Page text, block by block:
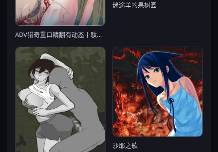
ADV猎奇重口精翻有动态丨駄作 駄作 ～ヌイアワセ～ 駄作 ～アリスとクロエ、結ばれる日～【20230913】
迷途羊的果树园
沙耶之歌